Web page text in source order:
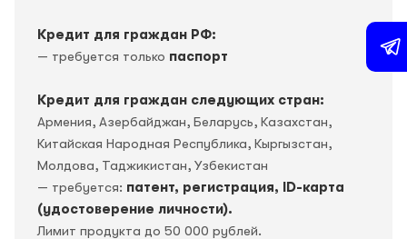
Кредит для граждан РФ:
— требуется только паспорт
Кредит для граждан следующих стран:
Армения, Азербайджан, Беларусь, Казахстан,
Китайская Народная Республика, Кыргызстан,
Молдова, Таджикистан, Узбекистан
— требуется: патент, регистрация, ID-карта
(удостоверение личности).
Лимит продукта до 50 000 рублей.